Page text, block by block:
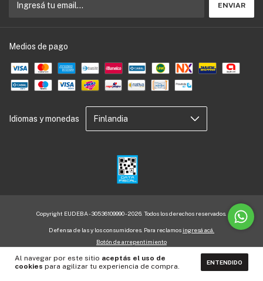
Al navegar por este sitio aceptás el uso de
cookies para agilizar tu experiencia de compra. ENTENDIDO
Medios de pago
Idiomas y monedas
Copyright EUDEBA - 30536109990 - 2026. Todos los derechos reservados.
Defensa de las y los consumidores. Para reclamos ingresá acá.
Botón de arrepentimiento